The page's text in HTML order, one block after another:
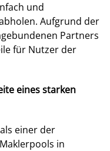
und
Aufgrund der
Partners
für Nutzer der
eines starken
einer der
in